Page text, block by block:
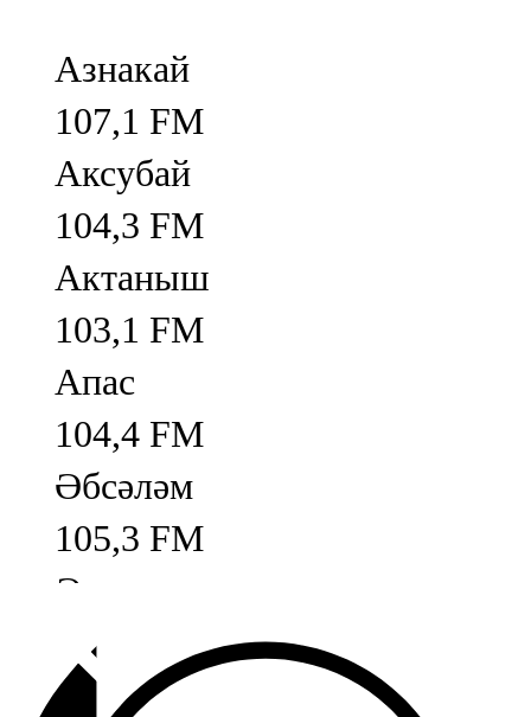
Азнакай
107,1 FM
Аксубай
104,3 FM
Актаныш
103,1 FM
Апас
104,4 FM
Әбсәләм
105,3 FM
Әлмәт
92,9 FM
Базарлы матак